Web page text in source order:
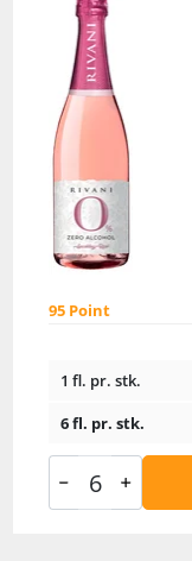
95 Point
1 fl. pr. stk.
6 fl. pr. stk.